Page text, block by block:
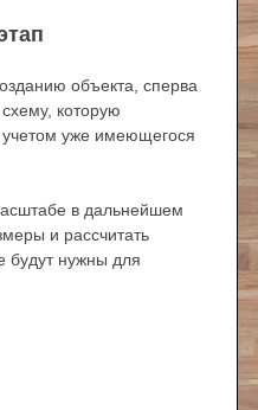
объекта, сперва
которую
учетом уже имеющегося
в дальнейшем
и рассчитать
будут нужны для